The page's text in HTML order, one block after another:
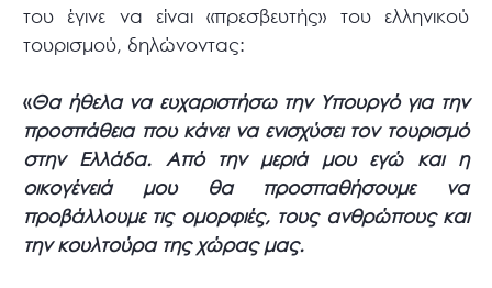
του έγινε να είναι «πρεσβευτής» του ελληνικού
τουρισμού, δηλώνοντας:
«Θα ήθελα να ευχαριστήσω την Υπουργό για την
προσπάθεια που κάνει να ενισχύσει τον τουρισμό
στην Ελλάδα. Από την μεριά μου εγώ και η
οικογένειά μου θα προσπαθήσουμε να
προβάλλουμε τις ομορφιές, τους ανθρώπους και
την κουλτούρα της χώρας μας.